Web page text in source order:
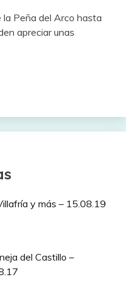
la Peña del Arco hasta
apreciar unas
y más – 15.08.19
del Castillo –